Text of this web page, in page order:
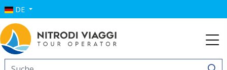
DE